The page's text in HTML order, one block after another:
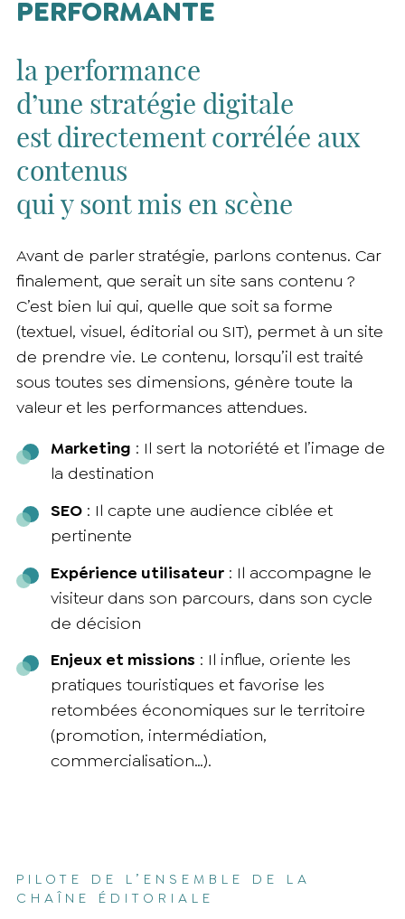
PERFORMANTE
la performance
d’une stratégie digitale
est directement corrélée aux
contenus
qui y sont mis en scène
Avant de parler stratégie, parlons contenus. Car
finalement, que serait un site sans contenu ?
C’est bien lui qui, quelle que soit sa forme
(textuel, visuel, éditorial ou SIT), permet à un site
de prendre vie. Le contenu, lorsqu’il est traité
sous toutes ses dimensions, génère toute la
valeur et les performances attendues.
Marketing : Il sert la notoriété et l’image de
la destination
SEO: Il capte une audience ciblée et
pertinente
Expérience utilisateur: Il accompagne le
visiteur dans son parcours, dans son cycle
de décision
Enjeux et missions : Il influe, oriente les
pratiques touristiques et favorise les
retombées économiques sur le territoire
(promotion, intermédiation,
commercialisation…).
PILOTE DE L’ENSEMBLE DE LA
CHAÎNE ÉDITORIALE